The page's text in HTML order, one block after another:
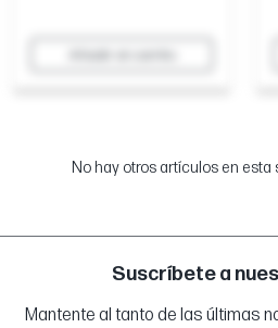
No hay otros artículos en esta
Suscríbete a
Mantente al tanto de las últimas